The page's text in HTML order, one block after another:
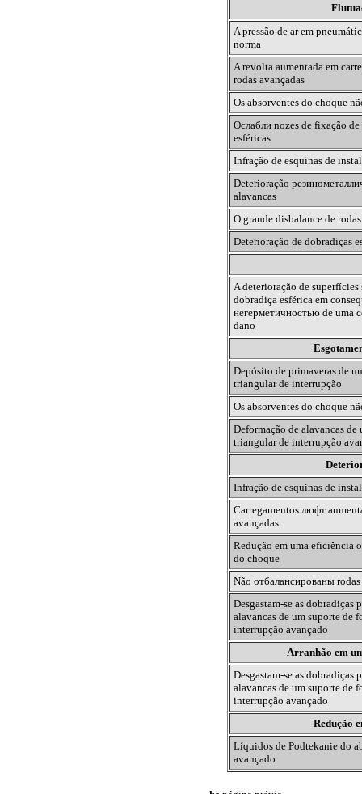
A pressão de ar em
norma
A revolta aumentada em
rodas avançadas
Os absorventes do choque
Ослаблиnozes de fixação de
esféricas
Infração de esquinas de
Deterioração
alavancas
O grande disbalance de rodas
Deterioração de dobradiças
A deterioração de superfícies
dobradiça esférica em
негерметичностьюde uma
dano
Depósito de primaveras de
triangular de interrupção
Os absorventes do choque
Deformação de alavancas de
triangular de interrupção
Infração de esquinas de
Carregamentos люфт
avançadas
Redução em uma eficiência
do choque
Não отбалансированыrodas
Desgastam-se as dobradiças
alavancas de um suporte de
interrupção avançado
Arranhão em
Desgastam-se as dobradiças
alavancas de um suporte de
interrupção avançado
Redução
Líquidos de Podtekanie do
avançado